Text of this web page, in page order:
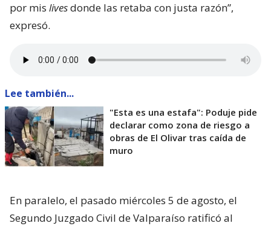
por mis livesdonde las retaba con justa razón”,
expresó.
Lee también...
"Esta es una estafa": Poduje pide
declarar como zona de riesgo a
obras de El Olivar tras caída de
muro
En paralelo, el pasado miércoles 5 de agosto, el
Segundo Juzgado Civil de Valparaíso ratificó al